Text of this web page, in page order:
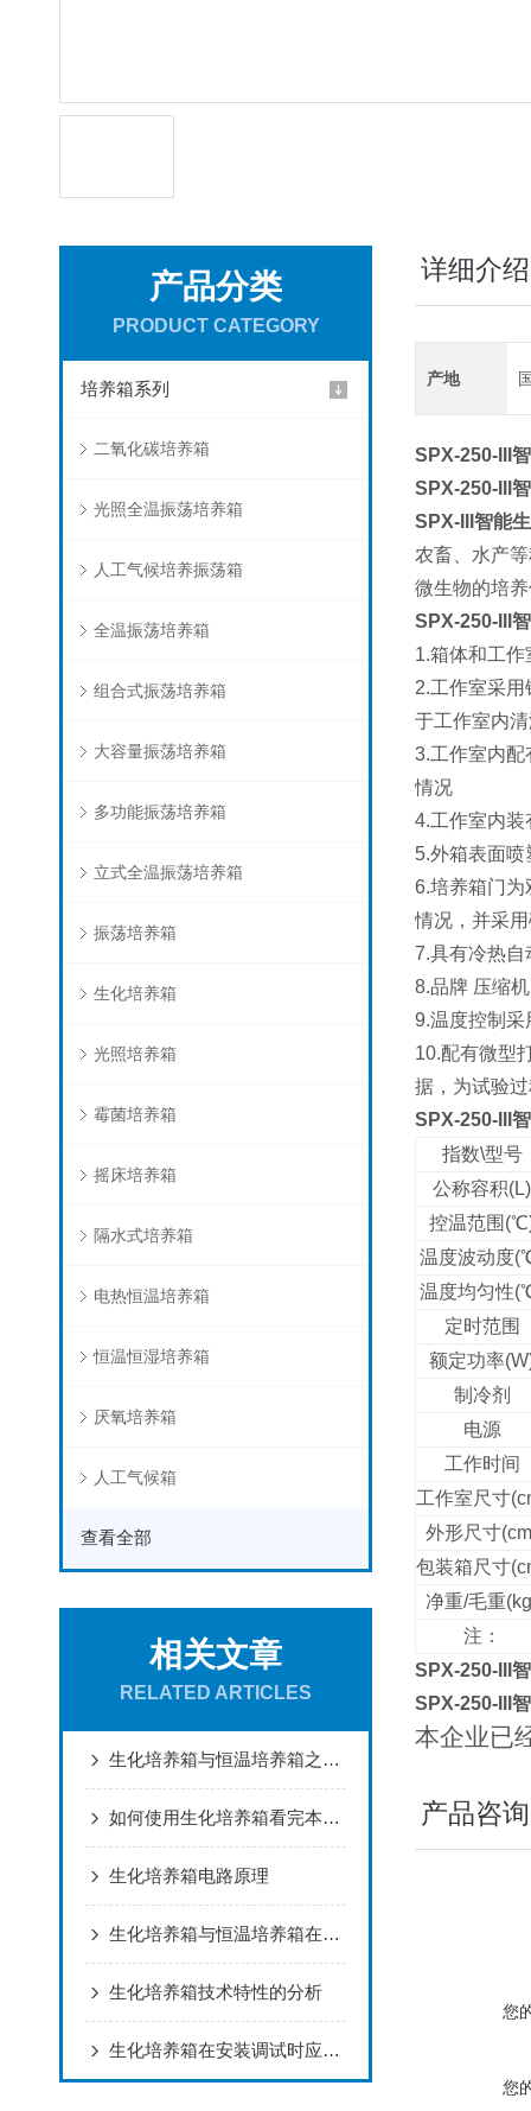
产品分类
PRODUCT CATEGORY
培养箱系列
二氧化碳培养箱
光照全温振荡培养箱
人工气候培养振荡箱
全温振荡培养箱
组合式振荡培养箱
大容量振荡培养箱
多功能振荡培养箱
立式全温振荡培养箱
振荡培养箱
生化培养箱
光照培养箱
霉菌培养箱
摇床培养箱
隔水式培养箱
电热恒温培养箱
恒温恒湿培养箱
厌氧培养箱
人工气候箱
查看全部
相关文章
RELATED ARTICLES
生化培养箱与恒温培养箱之间的区别看完本篇就明白了
如何使用生化培养箱看完本篇你就知道了
生化培养箱电路原理
生化培养箱与恒温培养箱在产品特点上有什么不同之处
生化培养箱技术特性的分析
生化培养箱在安装调试时应该注意些什么呢
详细介绍
产地
SPX-250-III
SPX-250-III
SPX-III 智能
农畜、水产
微生物的培
SPX-250-III
1.箱体和工作
2.工作室采
于工作室内
3.工作室内
情况
4.工作室内
5.外箱表面
6.培养箱门为
情况，并采
7.具有冷热自
8.品牌 压缩
9.温度控制采
10.配有微型
据，为试验
SPX-250-III
指数\型号
公称容积(L)
控温范围(℃
温度波动度(
温度均匀性(
定时范围
额定功率
制冷剂
电源
工作时间
工作室尺寸
外形尺寸
包装箱尺寸
净重/毛重
注：
SPX-250-III
SPX-250-III
本企业已
产品咨询
您
您